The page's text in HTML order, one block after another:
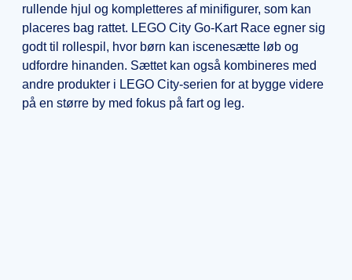
rullende hjul og kompletteres af minifigurer, som kan
placeres bag rattet. LEGO City Go-Kart Race egner sig
godt til rollespil, hvor børn kan iscenesætte løb og
udfordre hinanden. Sættet kan også kombineres med
andre produkter i LEGO City-serien for at bygge videre
på en større by med fokus på fart og leg.